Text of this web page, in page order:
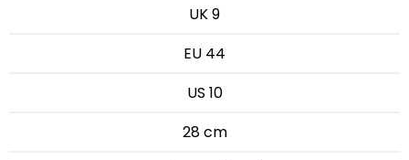
UK 9
EU 44
US 10
28 cm